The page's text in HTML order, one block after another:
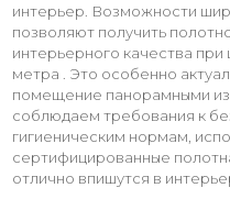
интерьер. Возможности
позволяют получить
интерьерного качества
метра . Это особенно
помещение панорамными
соблюдаем требования к
гигиеническим нормам,
сертифицированные
отлично впишутся в